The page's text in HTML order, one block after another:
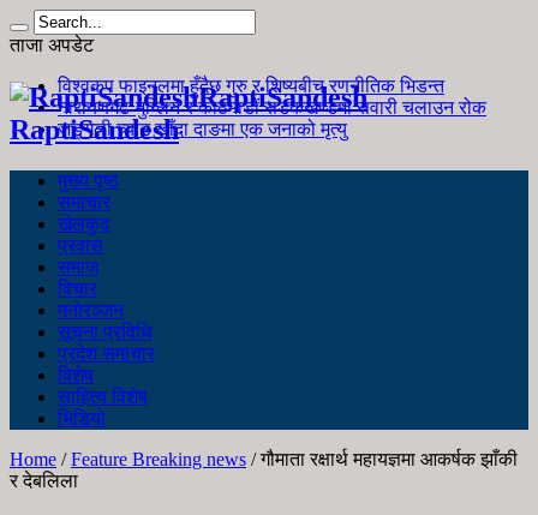
ताजा अपडेट
विश्वकप फाइनलमा हुँदैछ गुरु र शिष्यबीच रणनीतिक भिडन्त
नारायणगढ-मुग्लिन र काठमाडौं सडकखण्डमा सवारी चलाउन रोक
जङ्गली च्याउ खाँदा दाङमा एक जनाको मृत्यु
RaptiSandesh
RaptiSandesh
मुख्य पृष्ठ
समाचार
खेलकुद
प्रवास
समाज
विचार
मनोरञ्जन
सूचना प्रविधि
प्रदेश समाचार
विशेष
साहित्य विशेष
भिडियो
Home /Feature Breaking news /गौमाता रक्षार्थ महायज्ञमा आकर्षक झाँकी
र देबलिला